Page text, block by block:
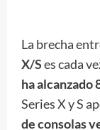
La brecha
X/Ses cada
ha alcanzado
Series X y S
de consolas